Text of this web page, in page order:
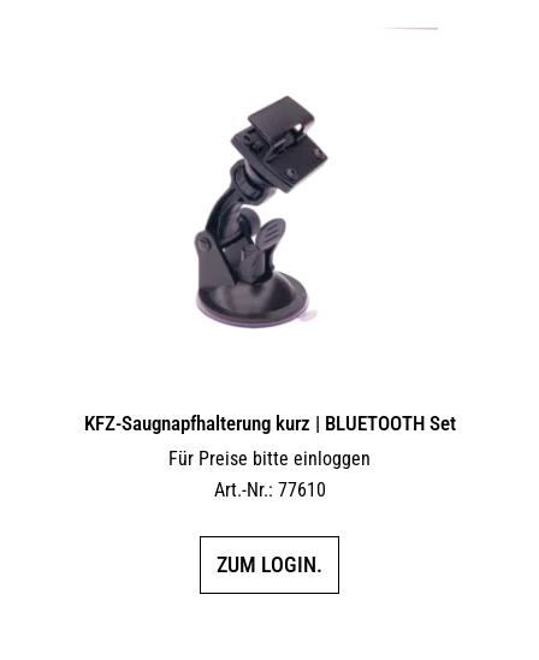
KFZ-Saugnapfhalterung kurz | BLUETOOTH Set
Für Preise bitte einloggen
Art.-Nr.: 77610
ZUM LOGIN.